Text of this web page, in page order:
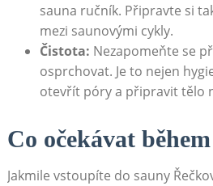
sauna ručník. Připravte si
mezi saunovými cykly.
Čistota: Nezapomeňte se
osprchovat. Je to nejen
otevřít póry a připravit tělo
Co očekávat
Jakmile vstoupíte do sauny